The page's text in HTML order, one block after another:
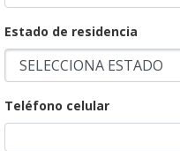
Estado de residencia
Teléfono celular